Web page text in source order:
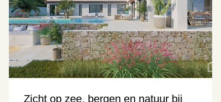
Zicht op zee, bergen en natuur bij